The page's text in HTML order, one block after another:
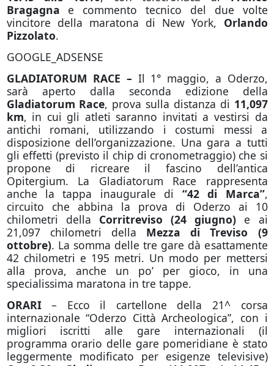
Bragagna e commento tecnico del due volte
vincitore della maratona di New York, Orlando
Pizzolato.
GOOGLE_ADSENSE
GLADIATORUM RACE – Il 1° maggio, a Oderzo,
sarà aperto dalla seconda edizione della
Gladiatorum Race, prova sulla distanza di 11,097
km, in cui gli atleti saranno invitati a vestirsi da
antichi romani, utilizzando i costumi messi a
disposizione dell’organizzazione. Una gara a tutti
gli effetti (previsto il chip di cronometraggio) che si
propone di ricreare il fascino dell’antica
Opitergium. La Gladiatorum Race rappresenta
anche la tappa inaugurale di “42 di Marca”,
circuito che abbina la prova di Oderzo ai 10
chilometri della Corritreviso (24 giugno) e ai
21,097 chilometri della Mezza di Treviso (9
ottobre). La somma delle tre gare dà esattamente
42 chilometri e 195 metri. Un modo per mettersi
alla prova, anche un po’ per gioco, in una
specialissima maratona in tre tappe.
ORARI– Ecco il cartellone della 21^ corsa
internazionale “Oderzo Città Archeologica”, con i
migliori iscritti alle gare internazionali (il
programma orario delle gare pomeridiane è stato
leggermente modificato per esigenze televisive)